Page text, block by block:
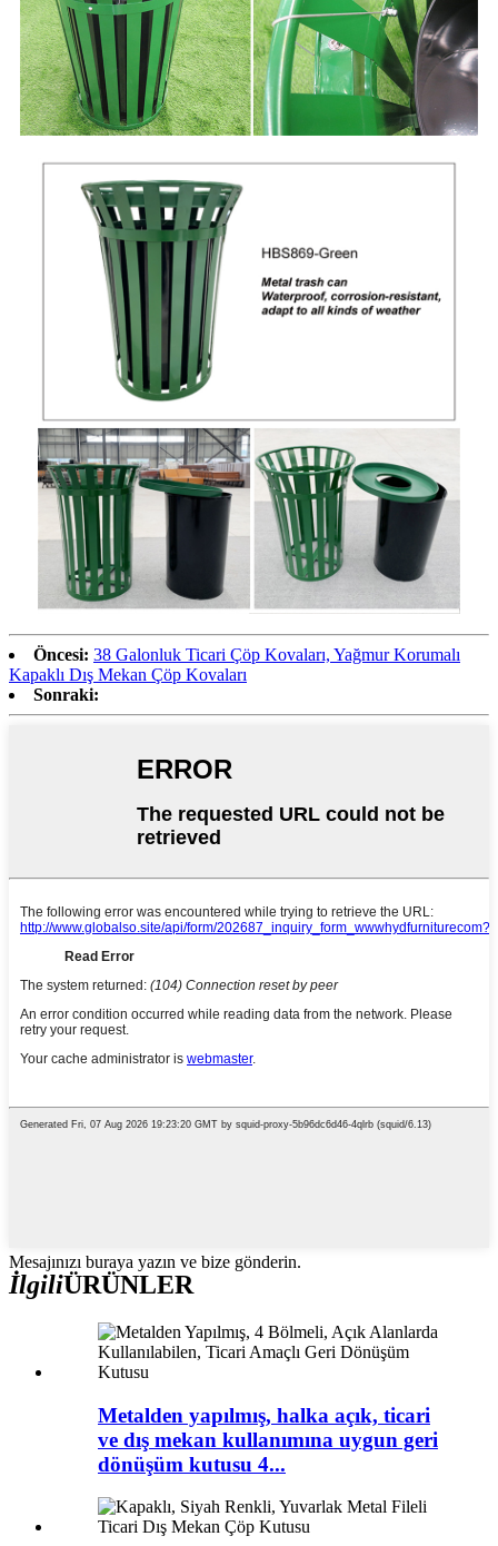
Öncesi: 38 Galonluk Ticari Çöp Kovaları, Yağmur Korumalı
Kapaklı Dış Mekan Çöp Kovaları
Sonraki:
Mesajınızı buraya yazın ve bize gönderin.
İlgiliÜRÜNLER
Metalden yapılmış, halka açık, ticari
ve dış mekan kullanımına uygun geri
dönüşüm kutusu 4...